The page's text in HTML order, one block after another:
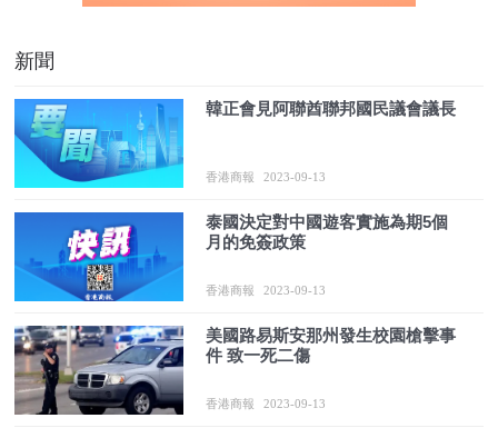
新聞
韓正會見阿聯酋聯邦國民議會議長
香港商報 2023-09-13
泰國決定對中國遊客實施為期5個
月的免簽政策
香港商報 2023-09-13
美國路易斯安那州發生校園槍擊事
件 致一死二傷
香港商報 2023-09-13